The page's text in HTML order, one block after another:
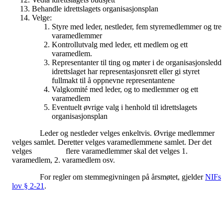
Behandle idrettslagets organisasjonsplan
Velge:
Styre med leder, nestleder, fem styremedlemmer og tre
varamedlemmer
Kontrollutvalg med leder, ett medlem og ett
varamedlem.
Representanter til ting og møter i de organisasjonsledd
idrettslaget har representasjonsrett eller gi styret
fullmakt til å oppnevne representantene
Valgkomité med leder, og to medlemmer og ett
varamedlem
Eventuelt øvrige valg i henhold til idrettslagets
organisasjonsplan
Leder og nestleder velges enkeltvis. Øvrige medlemmer
velges samlet. Deretter velges varamedlemmene samlet. Der det
velges flere varamedlemmer skal det velges 1.
varamedlem, 2. varamedlem osv.
For regler om stemmegivningen på årsmøtet, gjelderNIFs
lov § 2-21 .